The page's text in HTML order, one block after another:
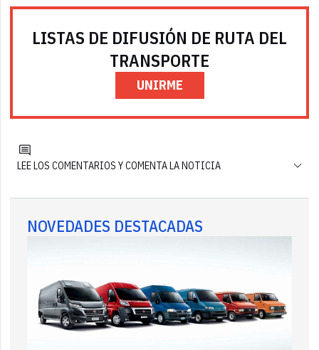
LISTAS DE DIFUSIÓN DE RUTA DEL
TRANSPORTE
UNIRME
LEE LOS COMENTARIOS Y COMENTA LA NOTICIA
NOVEDADES DESTACADAS